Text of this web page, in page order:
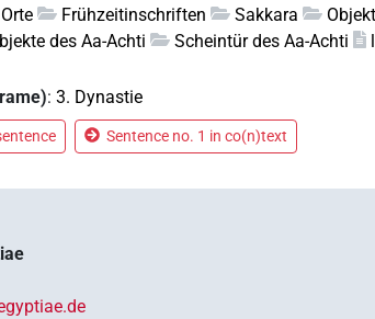
Frühzeitinschriften Sakkara
des Aa-Achti Scheintür des Aa-Achti
:3. Dynastie
Sentence no. 1 in co(n)text